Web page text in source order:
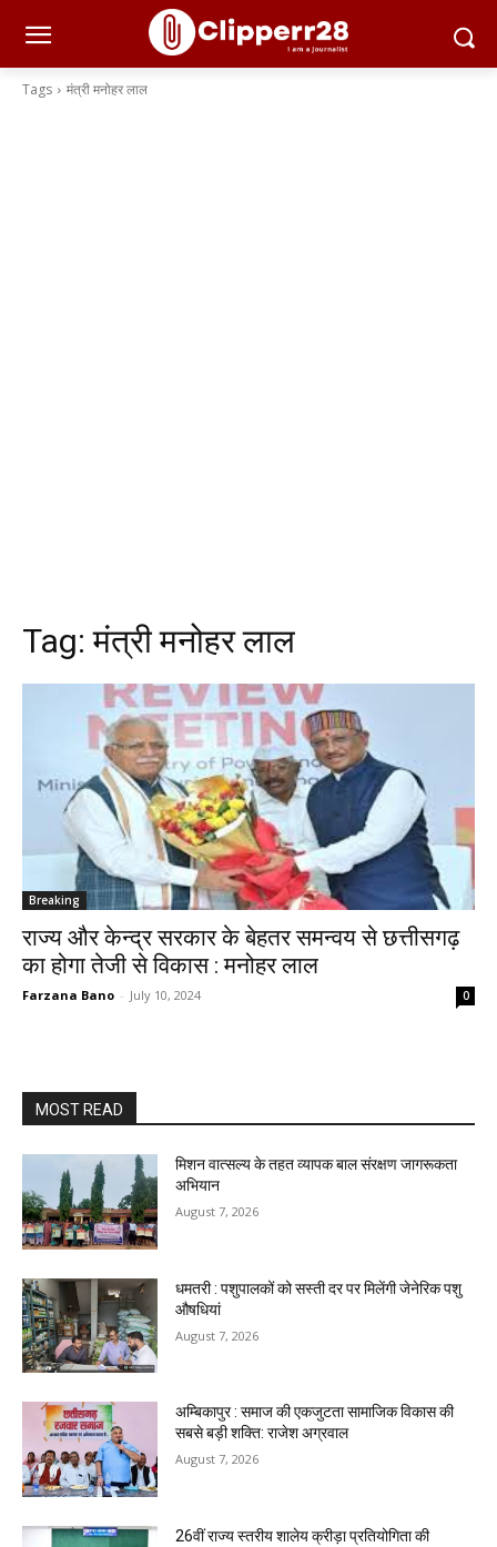
Tags मंत्री मनोहर लाल
Tag:मंत्री मनोहर लाल
Breaking
राज्य और केन्द्र सरकार के बेहतर समन्वय से छत्तीसगढ़
का होगा तेजी से विकास : मनोहर लाल
Farzana Bano - July 10, 2024 0
MOST READ
मिशन वात्सल्य के तहत व्यापक बाल संरक्षण जागरूकता
अभियान
August 7, 2026
धमतरी : पशुपालकों को सस्ती दर पर मिलेंगी जेनेरिक पशु
औषधियां
August 7, 2026
अम्बिकापुर : समाज की एकजुटता सामाजिक विकास की
सबसे बड़ी शक्ति: राजेश अग्रवाल
August 7, 2026
26वीं राज्य स्तरीय शालेय क्रीड़ा प्रतियोगिता की